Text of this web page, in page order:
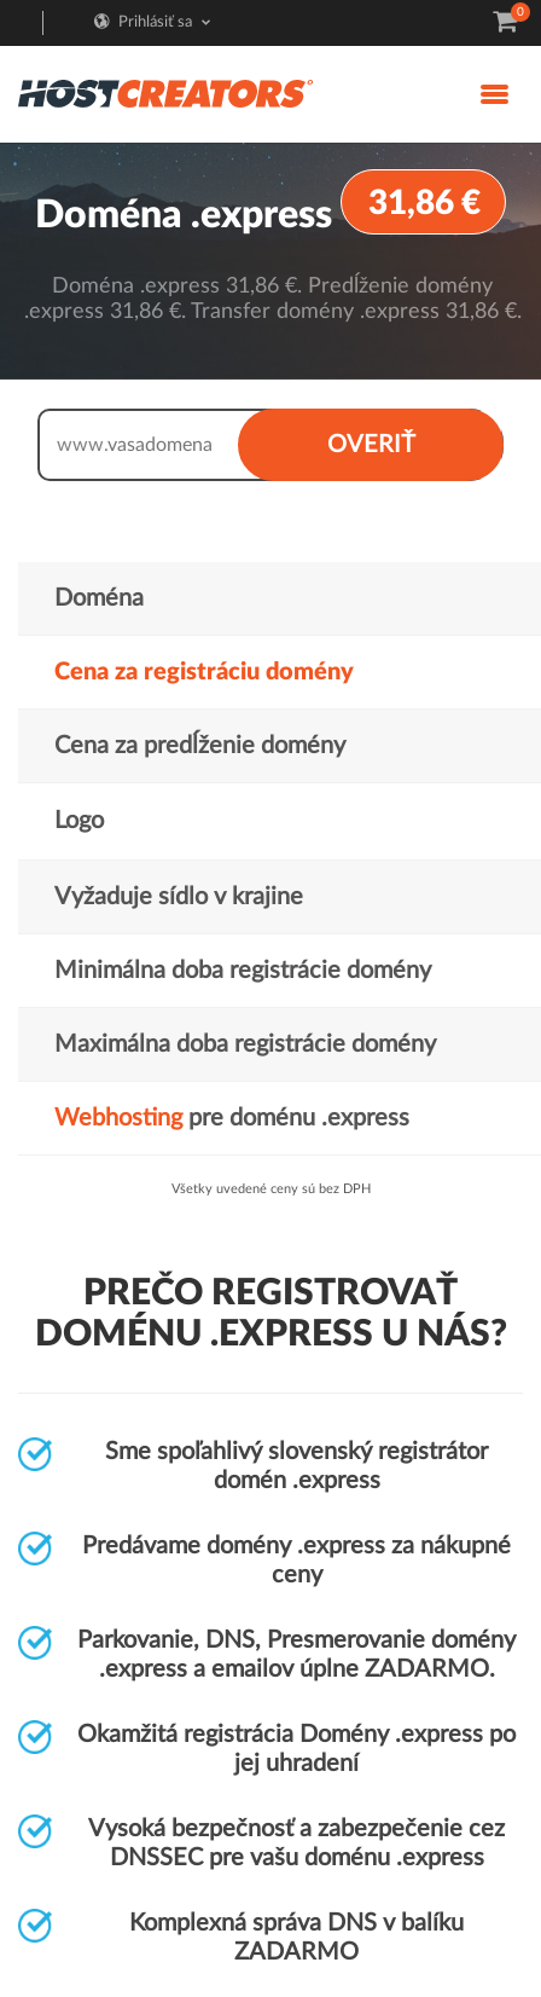
Prihlásiť sa
0
Doména .express 31,86 €
Doména .express 31,86 €. Predĺženie domény
.express 31,86 €. Transfer domény .express 31,86 €.
OVERIŤ
www.
Doména
Cena za registráciu domény
Cena za predĺženie domény
Logo
Vyžaduje sídlo v krajine
Minimálna doba registrácie domény
Maximálna doba registrácie domény
Webhostingpre doménu .express
Všetky uvedené ceny sú bez DPH
PREČO REGISTROVAŤ
DOMÉNU .EXPRESS U NÁS?
Sme spoľahlivý slovenský registrátor
domén .express
Predávame domény .express za nákupné
ceny
Parkovanie, DNS, Presmerovanie domény
.express a emailov úplne ZADARMO.
Okamžitá registrácia Domény .express po
jej uhradení
Vysoká bezpečnosť a zabezpečenie cez
DNSSEC pre vašu doménu .express
Komplexná správa DNS v balíku
ZADARMO